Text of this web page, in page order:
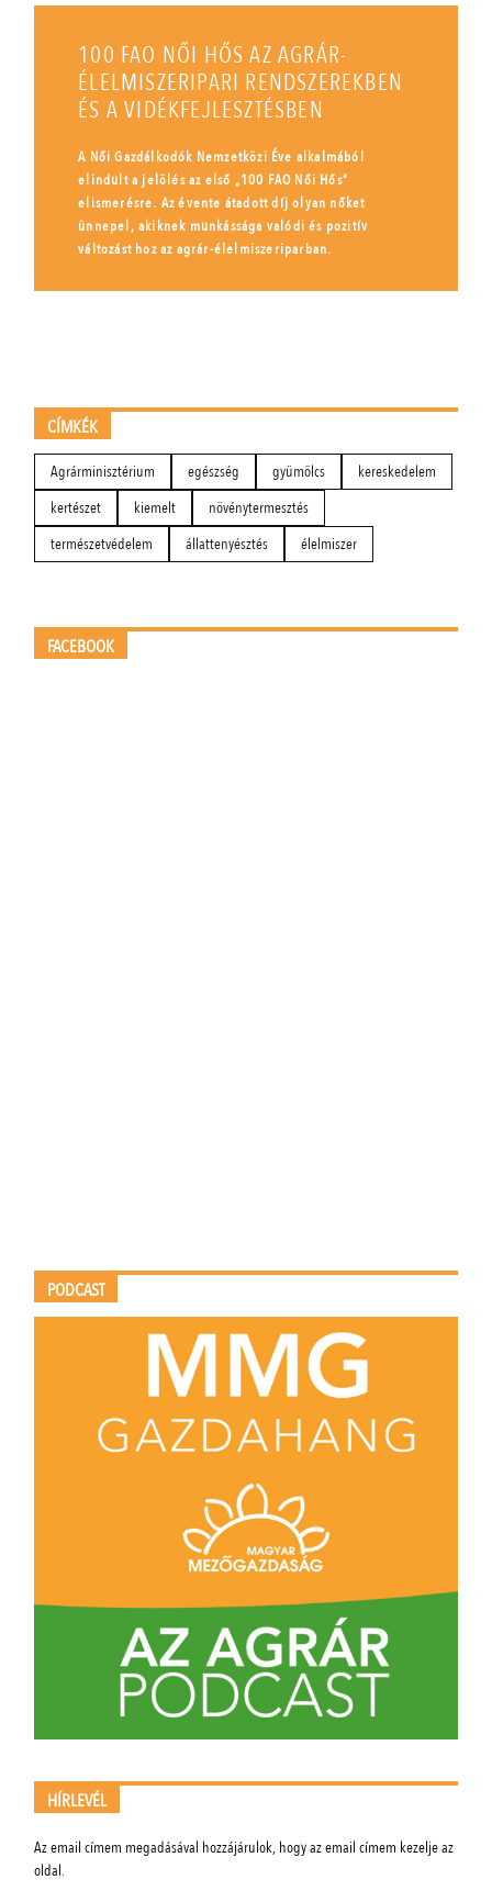
100 FAO NŐI HŐS AZ AGRÁR-
ÉLELMISZERIPARI RENDSZEREKBEN
ÉS A VIDÉKFEJLESZTÉSBEN
A Női Gazdálkodók Nemzetközi Éve alkalmából
elindult a jelölés az első „100 FAO Női Hős”
elismerésre. Az évente átadott díj olyan nőket
ünnepel, akiknek munkássága valódi és pozitív
változást hoz az agrár-élelmiszeriparban.
CÍMKÉK
Agrárminisztérium egészség gyümölcs
kereskedelem
kertészet
kiemelt
növénytermesztés
természetvédelem
állattenyésztés élelmiszer
FACEBOOK
PODCAST
HÍRLEVÉL
Az email címem megadásával hozzájárulok, hogy az email címem kezelje az
oldal.